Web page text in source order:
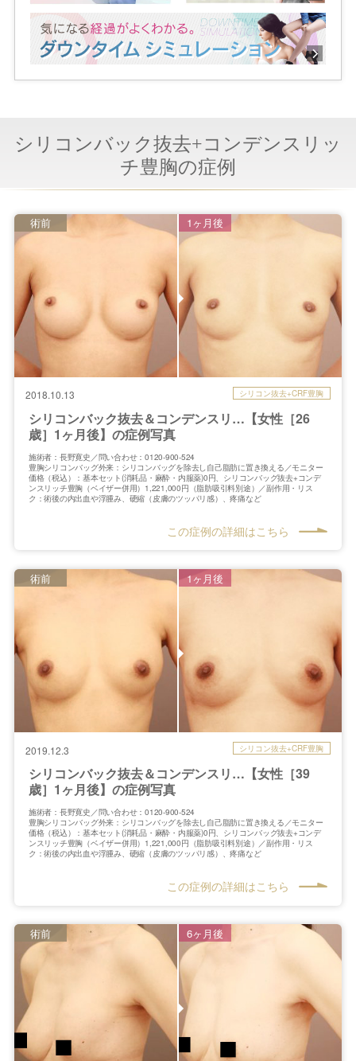
シリコンバック抜去+コンデンスリッ
チ豊胸の症例
2018.10.13 シリコン抜去+CRF豊胸
シリコンバック抜去＆コンデンスリ…【女性［26
歳］1ヶ月後】の症例写真
術前 1ヶ月後
施術者：長野寛史／問い合わせ：0120-900-524
豊胸シリコンバッグ外来：シリコンバッグを除去し自己脂肪に置き換える／モニター
価格（税込）：基本セット(消耗品・麻酔・内服薬)0円、シリコンバッグ抜去+コンデ
ンスリッチ豊胸（ベイザー併用）1,221,000円（脂肪吸引料別途）／副作用・リス
ク：術後の内出血や浮腫み、硬縮（皮膚のツッパリ感）、疼痛など
この症例の詳細はこちら
2019.12.3 シリコン抜去+CRF豊胸
シリコンバック抜去＆コンデンスリ…【女性［39
歳］1ヶ月後】の症例写真
術前 1ヶ月後
施術者：長野寛史／問い合わせ：0120-900-524
豊胸シリコンバッグ外来：シリコンバッグを除去し自己脂肪に置き換える／モニター
価格（税込）：基本セット(消耗品・麻酔・内服薬)0円、シリコンバッグ抜去+コンデ
ンスリッチ豊胸（ベイザー併用）1,221,000円（脂肪吸引料別途）／副作用・リス
ク：術後の内出血や浮腫み、硬縮（皮膚のツッパリ感）、疼痛など
この症例の詳細はこちら
術前 6ヶ月後